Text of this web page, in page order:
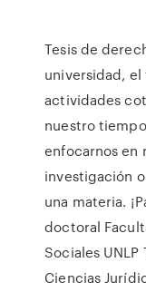
Tesis de
universidad, el
actividades
nuestro
enfocarnos en
investigación
una materia.
doctoral
Sociales
Ciencias